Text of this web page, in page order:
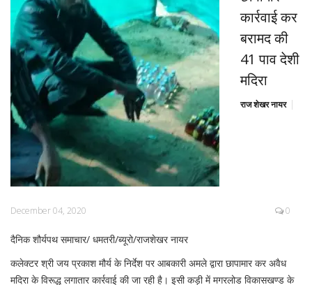
कार्रवाई कर
बरामद की
41 पाव देशी
मदिरा
राज शेखर नायर
December 04, 2020 0
दैनिक शौर्यपथ समाचार/ धमतरी/ब्यूरो/राजशेखर नायर
कलेक्टर श्री जय प्रकाश मौर्य के निर्देश पर आबकारी अमले द्वारा छापामार कर अवैध
मदिरा के विरूद्ध लगातार कार्रवाई की जा रही है। इसी कड़ी में मगरलोड विकासखण्ड के